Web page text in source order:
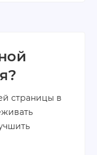
страницы в